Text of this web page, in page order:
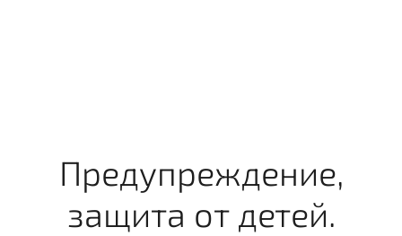
Анастасия (ринг)
Предупреждение,
защита от детей.